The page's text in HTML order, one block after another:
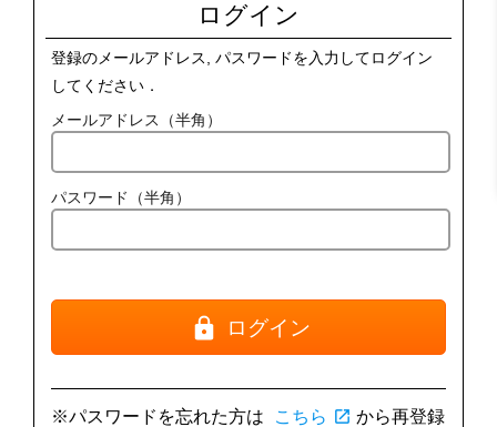
ログイン
登録のメールアドレス, パスワードを入力してログイン
してください．
メールアドレス（半角）
パスワード（半角）
ログイン
※パスワードを忘れた方は こちら open_in_new から再登録